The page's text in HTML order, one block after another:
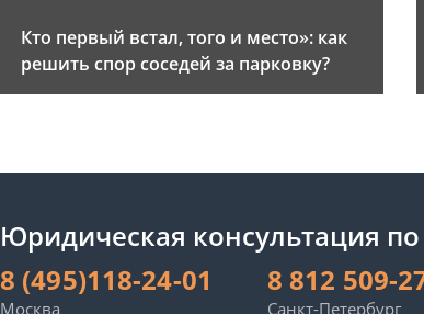
Кто первый встал, того и место»: как
решить спор соседей за парковку?
Юридическая консультация
8 (495)118-24-01
Москва
8 812 509-
Санкт-Петербург